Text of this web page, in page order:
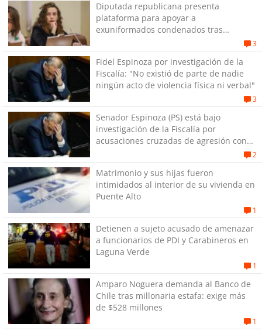
Diputada republicana presenta
plataforma para apoyar a
exuniformados condenados tras
3
Fidel Espinoza por investigación de la
Fiscalía: "No existió de parte de nadie
ningún acto de violencia física ni verbal"
3
Senador Espinoza (PS) está bajo
investigación de la Fiscalía por
acusaciones cruzadas de agresión con
2
Matrimonio y sus hijas fueron
intimidados al interior de su vivienda en
Puente Alto
1
Detienen a sujeto acusado de amenazar
a funcionarios de PDI y Carabineros en
Laguna Verde
1
Amparo Noguera demanda al Banco de
Chile tras millonaria estafa: exige más
de $528 millones
1